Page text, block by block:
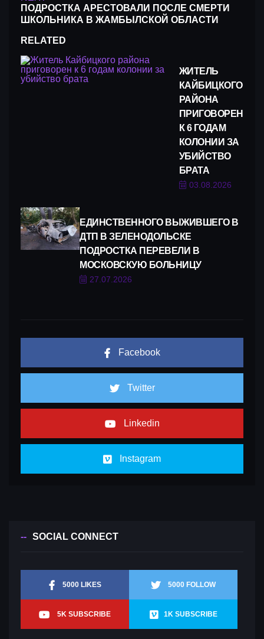
ПОДРОСТКА АРЕСТОВАЛИ ПОСЛЕ СМЕРТИ
ШКОЛЬНИКА В ЖАМБЫЛСКОЙ ОБЛАСТИ
RELATED
ЖИТЕЛЬ
КАЙБИЦКОГО
РАЙОНА
ПРИГОВОРЕН
К 6 ГОДАМ
КОЛОНИИ ЗА
УБИЙСТВО
БРАТА
03.08.2026
ЕДИНСТВЕННОГО ВЫЖИВШЕГО В
ДТП В ЗЕЛЕНОДОЛЬСКЕ
ПОДРОСТКА ПЕРЕВЕЛИ В
МОСКОВСКУЮ БОЛЬНИЦУ
27.07.2026
Facebook
Twitter
Linkedin
Instagram
SOCIAL CONNECT
5000 LIKES 5000 FOLLOW
5K SUBSCRIBE 1K SUBSCRIBE